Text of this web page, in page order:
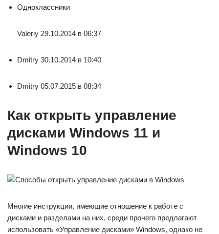
Одноклассники
Valeriy 29.10.2014 в 06:37
Dmitry 30.10.2014 в 10:40
Dmitry 05.07.2015 в 08:34
Как открыть управление
дисками Windows 11 и
Windows 10
Многие инструкции, имеющие отношение к работе с
дисками и разделами на них, среди прочего предлагают
использовать «Управление дисками» Windows, однако не